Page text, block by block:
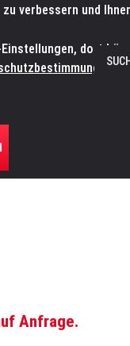
Service/Hilfe
Anfrage.
verbessern und
dort